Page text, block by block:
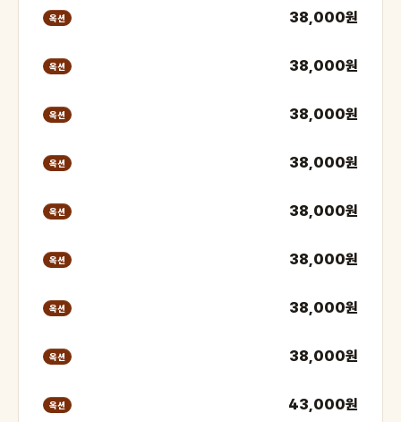
옥션 38,000원
옥션 38,000원
옥션 38,000원
옥션 38,000원
옥션 38,000원
옥션 38,000원
옥션 38,000원
옥션 38,000원
옥션 43,000원